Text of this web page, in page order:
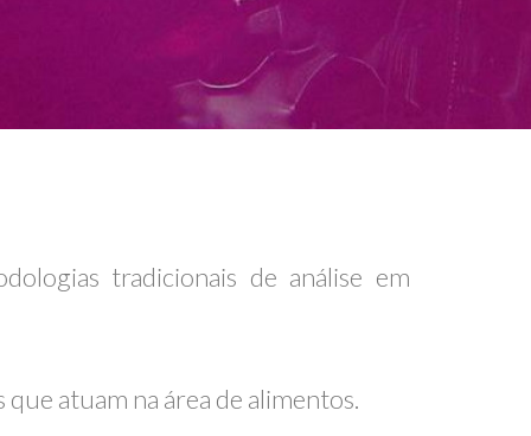
tradicionais de análise em
atuam na área de alimentos.